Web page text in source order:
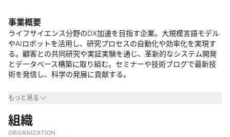
事業概要
ライフサイエンス分野のDX加速を目指す企業。大規模言語モデル
やAIロボットを活用し、研究プロセスの自動化や効率化を実現す
る。顧客との共同研究や実証実験を通じ、革新的なシステム開発
とデータベース構築に取り組む。セミナーや技術ブログで最新技
術を発信し、科学の発展に貢献する。
事業領域
・製薬業界
・医療業界
もっと見る
組織
ORGANIZATION